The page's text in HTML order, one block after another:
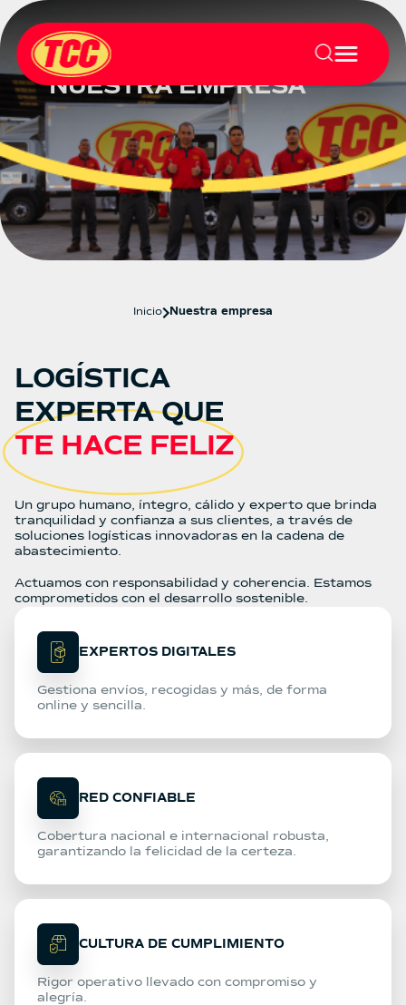
NUESTRA EMPRESA
Inicio Nuestra empresa
LOGÍSTICA
EXPERTA QUE
TE HACE FELIZ
Un grupo humano, íntegro, cálido y experto que brinda
tranquilidad y confianza a sus clientes, a través de
soluciones logísticas innovadoras en la cadena de
abastecimiento.
Actuamos con responsabilidad y coherencia. Estamos
comprometidos con el desarrollo sostenible.
EXPERTOS DIGITALES
Gestiona envíos, recogidas y más, de forma
online y sencilla.
RED CONFIABLE
Cobertura nacional e internacional robusta,
garantizando la felicidad de la certeza.
CULTURA DE CUMPLIMIENTO
Rigor operativo llevado con compromiso y
alegría.